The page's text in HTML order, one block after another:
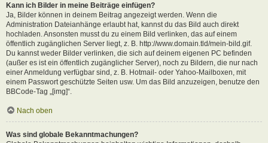
Kann ich Bilder in meine Beiträge einfügen?
Ja, Bilder können in deinem Beitrag angezeigt werden. Wenn die
Administration Dateianhänge erlaubt hat, kannst du das Bild auch direkt
hochladen. Ansonsten musst du zu einem Bild verlinken, das auf einem
öffentlich zugänglichen Server liegt, z. B. http://www.domain.tld/mein-bild.gif.
Du kannst weder Bilder verlinken, die sich auf deinem eigenen PC befinden
(außer es ist ein öffentlich zugänglicher Server), noch zu Bildern, die nur nach
einer Anmeldung verfügbar sind, z. B. Hotmail- oder Yahoo-Mailboxen, mit
einem Passwort geschützte Seiten usw. Um das Bild anzuzeigen, benutze den
BBCode-Tag „[img]“.
Nach oben
Was sind globale Bekanntmachungen?